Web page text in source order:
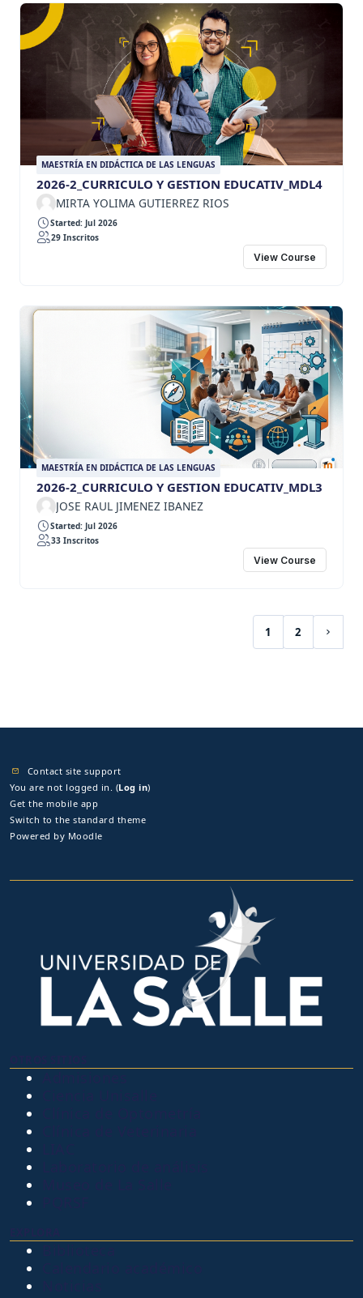
MAESTRÍA EN DIDÁCTICA DE LAS LENGUAS
2026-2_CURRICULO Y GESTION EDUCATIV_MDL4
MIRTA YOLIMA GUTIERREZ RIOS
Started: Jul 2026
29 Inscritos
View Course
MAESTRÍA EN DIDÁCTICA DE LAS LENGUAS
2026-2_CURRICULO Y GESTION EDUCATIV_MDL3
JOSE RAUL JIMENEZ IBANEZ
Started: Jul 2026
33 Inscritos
View Course
1
(current)
2
Contact site support
You are not logged in. (Log in)
Get the mobile app
Switch to the standard theme
Powered by Moodle